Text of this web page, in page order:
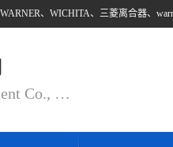
Shanghai Shaoou Automation Equipment Co., Ltd